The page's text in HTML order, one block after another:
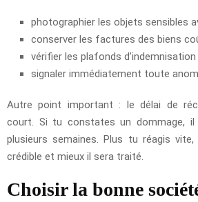
photographier les objets sensibles
conserver les factures des biens
vérifier les plafonds d’indemnisation
signaler immédiatement toute
Autre point important : le délai de
court. Si tu constates un dommage,
plusieurs semaines. Plus tu réagis
crédible et mieux il sera traité.
Choisir la bonne